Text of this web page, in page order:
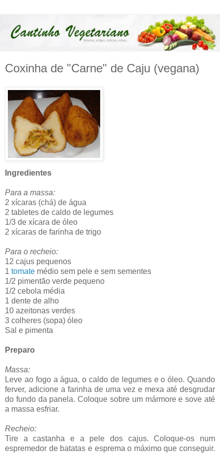
Coxinha de "Carne" de Caju (vegana)
Ingredientes
Para a massa:
2 xícaras (chá) de água
2 tabletes de caldo de legumes
1/3 de xícara de óleo
2 xícaras de farinha de trigo
Para o recheio:
12 cajus pequenos
1 tomate médio sem pele e sem sementes
1/2 pimentão verde pequeno
1/2 cebola média
1 dente de alho
10 azeitonas verdes
3 colheres (sopa) óleo
Sal e pimenta
Preparo
Massa:
Leve ao fogo a água, o caldo de legumes e o óleo. Quando
ferver, adicione a farinha de uma vez e mexa até desgrudar
do fundo da panela. Coloque sobre um mármore e sove até
a massa esfriar.
Recheio:
Tire a castanha e a pele dos cajus. Coloque-os num
espremedor de batatas e esprema o máximo que conseguir.